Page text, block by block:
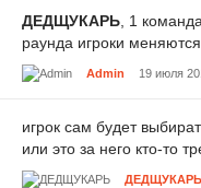
ДЕДЩУКАРЬ, 1
раунда игроки
Admin 19 июля
игрок сам будет
или это за него кто-то
ДЕДЩУКАРЬ